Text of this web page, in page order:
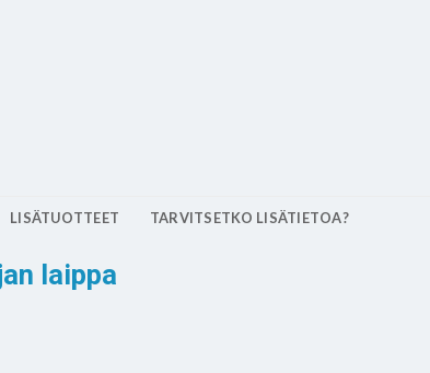
LISÄTUOTTEET TARVITSETKO LISÄTIETOA?
laippa